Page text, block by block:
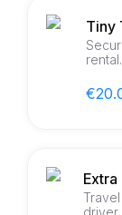
Tiny
rental.
driver.